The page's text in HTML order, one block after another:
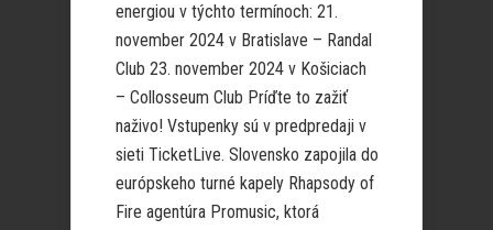
energiou v týchto termínoch: 21.
november 2024 v Bratislave – Randal
Club 23. november 2024 v Košiciach
– Collosseum Club Príďte to zažiť
naživo! Vstupenky sú v predpredaji v
sieti TicketLive. Slovensko zapojila do
európskeho turné kapely Rhapsody of
Fire agentúra Promusic, ktorá